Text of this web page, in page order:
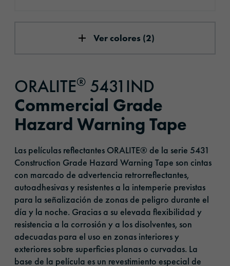
Ver colores (2)
ORALITE® 5431IND
Commercial Grade
Hazard Warning Tape
Las películas reflectantes ORALITE® de la serie 5431
Construction Grade Hazard Warning Tape son cintas
con marcado de advertencia retrorreflectantes,
autoadhesivas y resistentes a la intemperie previstas
para la señalización de zonas de peligro durante el
día y la noche. Gracias a su elevada flexibilidad y
resistencia a la corrosión y a los disolventes, son
adecuadas para el uso en zonas interiores y
exteriores sobre superficies planas o curvadas. La
base de la película es un revestimiento especial de